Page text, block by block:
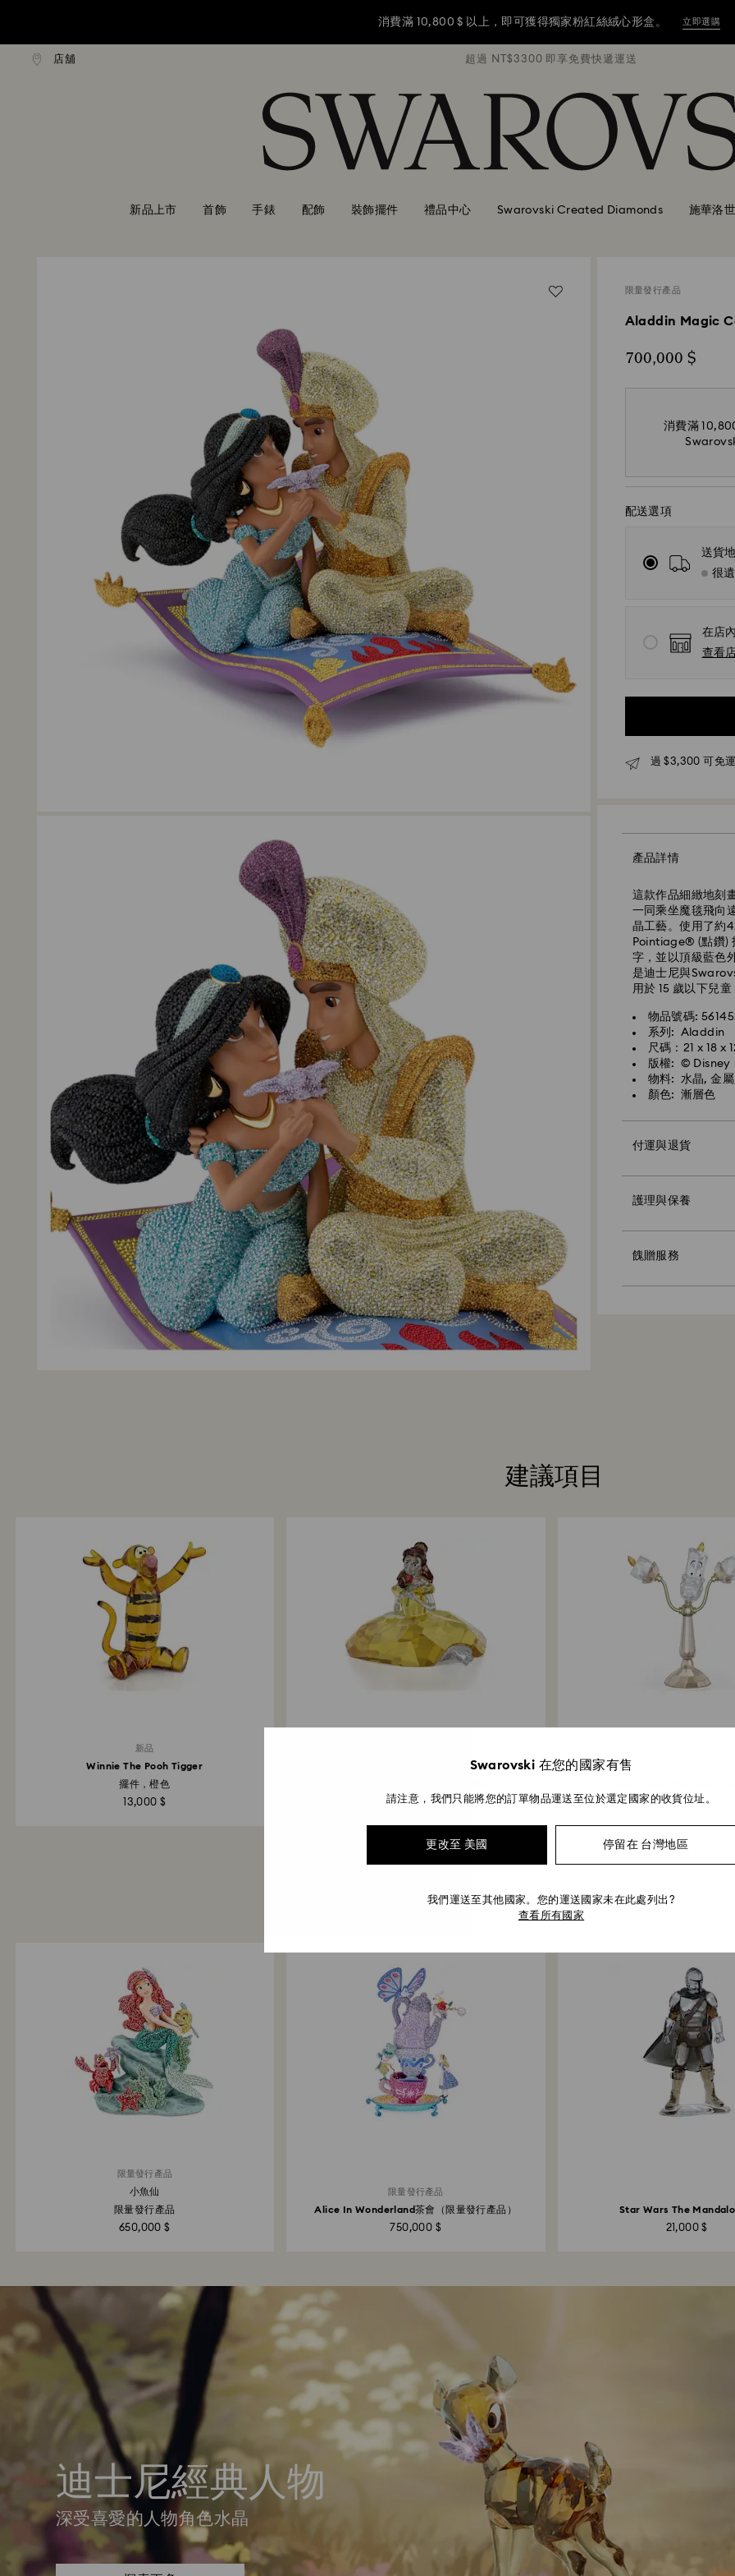
消費滿 10,800 $ 以上，即可獲得獨家粉紅絲絨心形盒。 立即選購
消費滿 10,800 $ 以上，即可獲得獨家粉紅絲絨心形盒。
消費滿 10,800 $ 以上，即可獲得獨家粉紅絲絨心形盒。 立即選購
Accesskeys list
店舖
即享免費快遞運送 超過 NT$3300 即享免費快遞運送 超
新品上市 首飾 手錶 配飾 裝飾擺件 禮品中心 Swarovski Created Diamonds 施華洛
限量發行產品
Aladdin Magic
700,000 $
消費滿
配送選項
送貨
很
在店
查看
過 $3,300 可免
產品詳情
這款作品細緻地刻
一同乘坐魔毯飛向
晶工藝。使用了約
Pointiage® (點鑽)
字，並以頂級藍色
是迪士尼與
用於 15 歲以下兒童
物品號碼:
系列: Aladdin
尺碼：21 x 18 x
版權: © Disney
物料: 水晶, 金
顏色: 漸層色
付運與退貨
護理與保養
餽贈服務
使用高級品牌提袋
請注意：
個性化的留言，每
建議項目
新品
Winnie The Pooh Tigger
擺件，橙色
13,000 $ 27,000 $ 7,300 $
您可能也喜歡
限量發行產品
小魚仙
限量發行產品
650,000 $
限量發行產品
Alice In Wonderland茶會（限量發行產品）
750,000 $
Star Wars The
21,000 $
迪士尼經典人物
深受喜愛的人物角色水晶
Swarovski 在您的國家有售
請注意，我們只能將您的訂單物品運送至位於選定國家的收貨位址。
更改至 美國 停留在 台灣地區
我們運送至其他國家。您的運送國家未在此處列出?
查看所有國家